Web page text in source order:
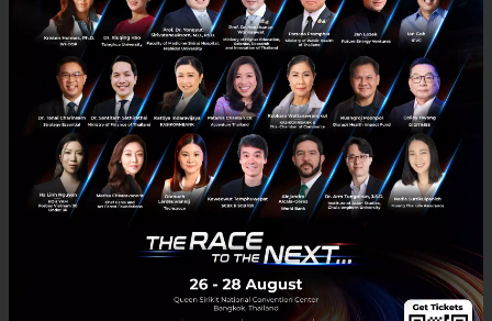
E-mail :contact@techsauce.co
Tel : 02-001-5375
Mobile : 06-4658-9500
Techsauce Media
About Techsauce
Techsauce Services
Privacy Policy